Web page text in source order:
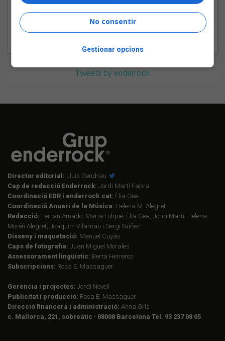
Tweets by enderrock
Director editorial: Lluís Gendrau
Cap de redacció Enderrock: Jordi Martí Fabra
Coordinació EDR i enderrock.cat: Èlia Gea
Coordinació Anuari de la Música: Helena M. Alegret
Redacció: Ferran Amado, Maria Folqué, Èlia Gea, Jordi Martí, Helena
Morén Alegret, Joaquim Vilarnau i Sergi Núñez
Disseny i maquetació: Manuel Cuyàs
Caps de fotografia: Juan Miguel Morales
Assessorament lingüístic: Berta Herreros
Subscripcions: Rosa E. Massaguer
Gerència i projectes: Jordi Novell
Publicitat i producció: Rosa E. Massaguer
Direcció financera i administració: Anna Gris
c. Mallorca, 221, sobreàtic · 08008 Barcelona Tel. 93 237 08 05
No consentir
Gestionar opcions